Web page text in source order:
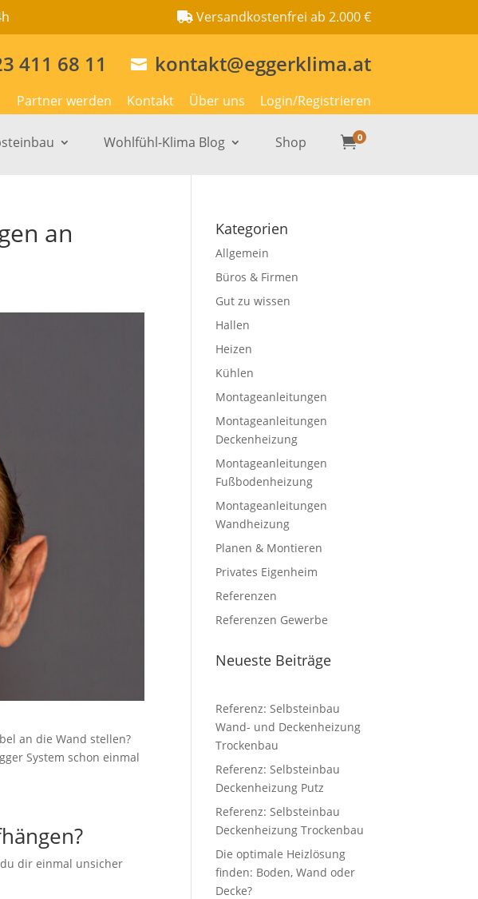
Versandkostenfrei ab 2.000 €
411 68 11  kontakt@eggerklima.at
Partner werden Kontakt Über uns Login/Registrieren
Wohlfühl-Klima Blog Shop 0
an
an die Wand stellen?
System schon einmal
dir einmal unsicher
Kategorien
Allgemein
Büros & Firmen
Gut zu wissen
Hallen
Heizen
Kühlen
Montageanleitungen
Montageanleitungen
Deckenheizung
Montageanleitungen
Fußbodenheizung
Montageanleitungen
Wandheizung
Planen & Montieren
Privates Eigenheim
Referenzen
Referenzen Gewerbe
Neueste Beiträge
Referenz: Selbsteinbau
Wand- und Deckenheizung
Trockenbau
Referenz: Selbsteinbau
Deckenheizung Putz
Referenz: Selbsteinbau
Deckenheizung Trockenbau
Die optimale Heizlösung
finden: Boden, Wand oder
Decke?